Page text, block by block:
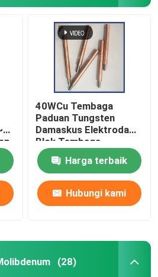
40WCu Tembaga
Paduan Tungsten
Damaskus Elektroda
Blok Tembaga
Elektroda Tungsten
Bahan Tembaga
Elektroda Tungsten
Harga terbaik
Hubungi kami
(28)